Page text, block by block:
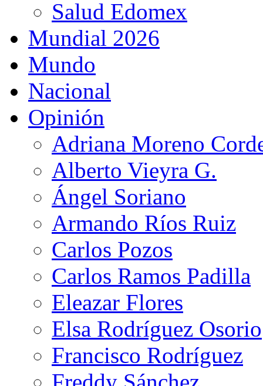
Salud Edomex
Mundial 2026
Mundo
Nacional
Opinión
Adriana Moreno
Alberto Vieyra G.
Ángel Soriano
Armando Ríos Ruiz
Carlos Pozos
Carlos Ramos Padilla
Eleazar Flores
Elsa Rodríguez Osorio
Francisco Rodríguez